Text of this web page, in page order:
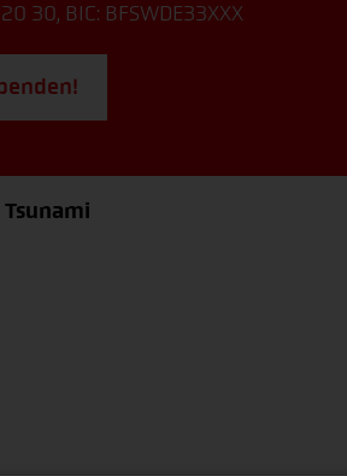
30, BIC: BFSWDE33XXX